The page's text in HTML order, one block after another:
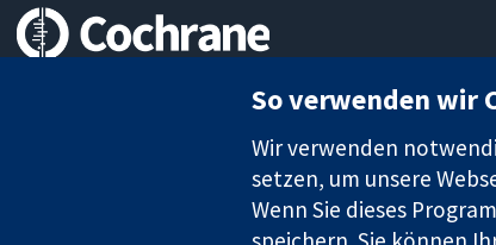
So verwenden wir
Wir verwenden
setzen, um unsere
Wenn Sie dieses